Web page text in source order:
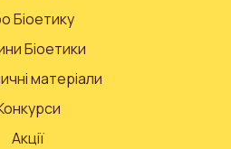
Біоетику
Біоетики
матеріали
Акції